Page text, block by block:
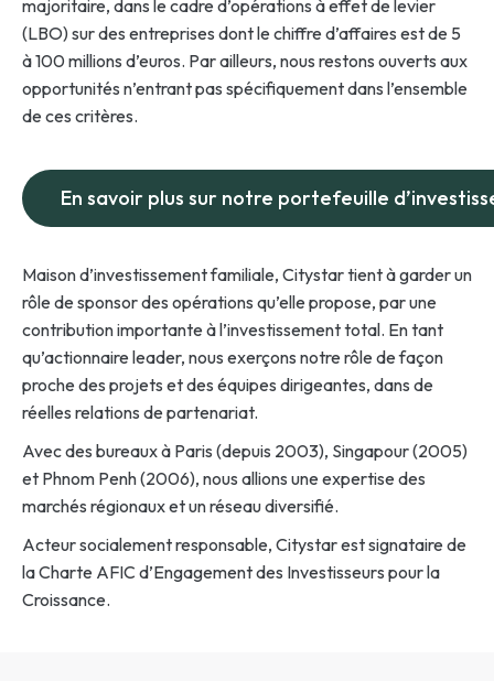
majoritaire, dans le cadre d’opérations à effet de levier
(LBO) sur des entreprises dont le chiffre d’affaires est de 5
à 100 millions d’euros. Par ailleurs, nous restons ouverts aux
opportunités n’entrant pas spécifiquement dans l’ensemble
de ces critères.
En savoir plus sur notre portefeuille
Maison d’investissement familiale, Citystar tient à garder un
rôle de sponsor des opérations qu’elle propose, par une
contribution importante à l’investissement total. En tant
qu’actionnaire leader, nous exerçons notre rôle de façon
proche des projets et des équipes dirigeantes, dans de
réelles relations de partenariat.
Avec des bureaux à Paris (depuis 2003), Singapour (2005)
et Phnom Penh (2006), nous allions une expertise des
marchés régionaux et un réseau diversifié.
Acteur socialement responsable, Citystar est signataire de
la Charte AFIC d’Engagement des Investisseurs pour la
Croissance.